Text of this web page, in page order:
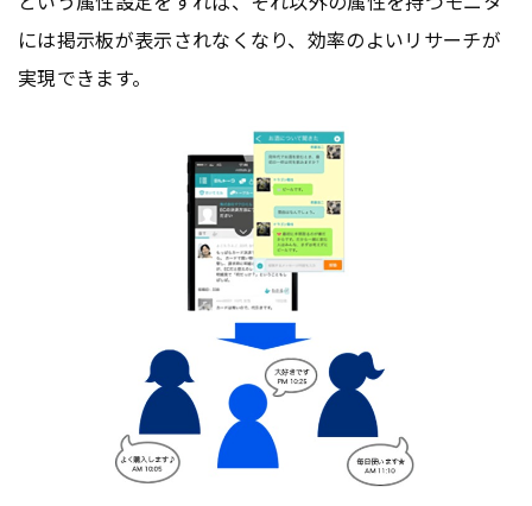
には掲示板が表示されなくなり、効率のよいリサーチが
実現できます。